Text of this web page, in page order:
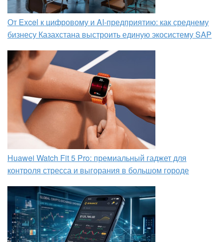
От Excel к цифровому и AI‑предприятию: как среднему
бизнесу Казахстана выстроить единую экосистему SAP
Huawei Watch Fit 5 Pro: премиальный гаджет для
контроля стресса и выгорания в большом городе